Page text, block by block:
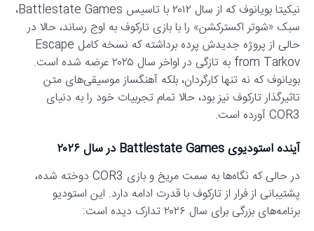
نیکیتا بویانوف که از سال ۲۰۱۲ با تاسیس Battlestate Games،
سبک «شوتر اکسترکشن» را با بازی تارکوف به اوج رساند، حالا در
حالی از پروژه جدیدش پرده برداشته که نسخه کامل Escape
from Tarkov به تازگی در اواخر سال ۲۰۲۵ عرضه شده است.
بویانوف که نه تنها کارگردان، بلکه آهنگساز موسیقی‌های متن
تاثیرگذار تارکوف نیز بود، حالا تمام تجربیات خود را به دنیای
COR3 آورده است.
آینده استودیوی Battlestate Games در سال ۲۰۲۶
در حالی که نگاه‌ها به سمت مریخ و بازی COR3 دوخته شده،
پشتیبانی از فرار از تارکوف با قدرت ادامه دارد. این استودیو
برنامه‌های بزرگی برای سال ۲۰۲۶ تدارک دیده است: